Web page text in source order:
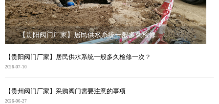
【贵阳阀门厂家】居民供水系统一般多久检修......
【贵阳阀门厂家】居民供水系统一般多久检修一次？
2026-07-10
【贵州阀门厂家】采购阀门需要注意的事项
2026-06-27